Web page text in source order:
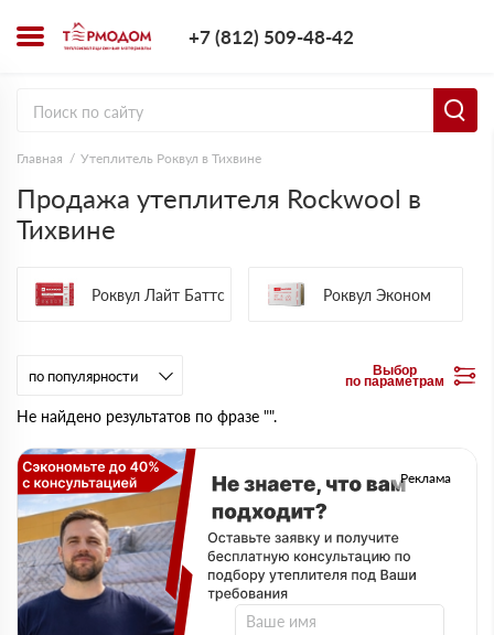
+7 (812) 509-48-42
Главная Утеплитель Роквул в Тихвине
Продажа утеплителя Rockwool в
Тихвине
Роквул Лайт Баттс Роквул Эконом
Выбор
по параметрам
Не найдено результатов по фразе "".
Реклама